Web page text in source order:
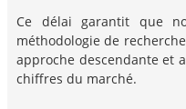
Ce délai garantit que
méthodologie de
approche descendante et
chiffres du marché.